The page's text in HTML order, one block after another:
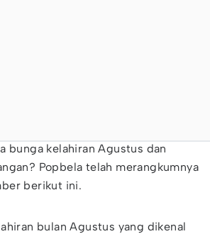
bunga kelahiran Agustus dan
Popbela telah merangkumnya
berikut ini.
bulan Agustus yang dikenal